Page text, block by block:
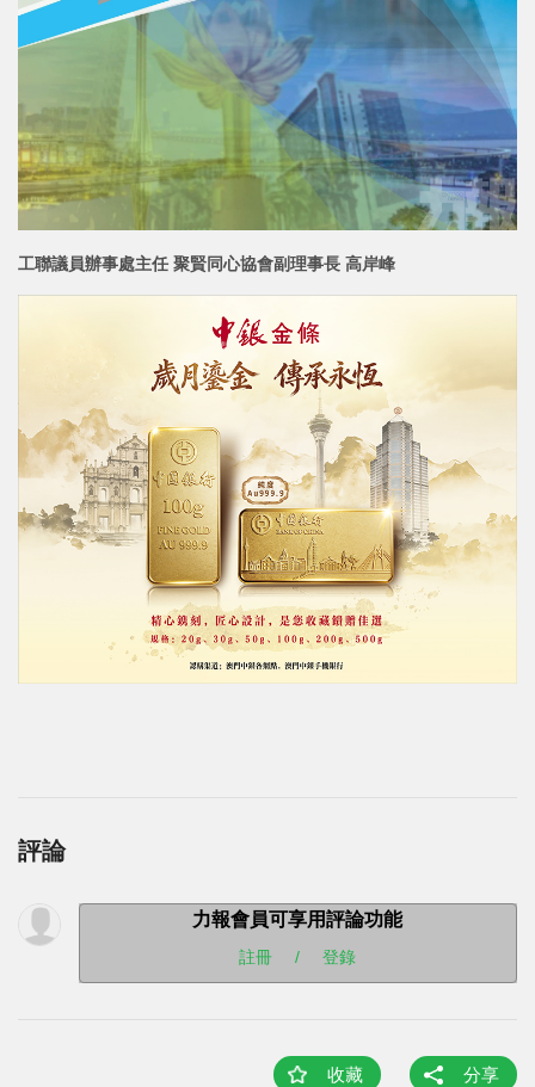
工聯議員辦事處主任 聚賢同心協會副理事長 高岸峰
評論
力報會員可享用評論功能
註冊 / 登錄
收藏 分享